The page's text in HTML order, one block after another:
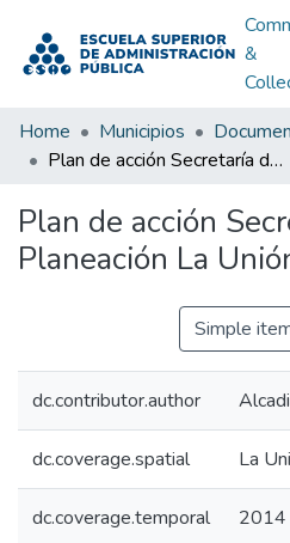
&
Home Municipios
Plan de acción Secretaría de Planeación La Unión Sucre 2014
Plan de acción
Planeación La
Simple
dc.contributor.author
dc.coverage.spatial La
dc.coverage.temporal 2014